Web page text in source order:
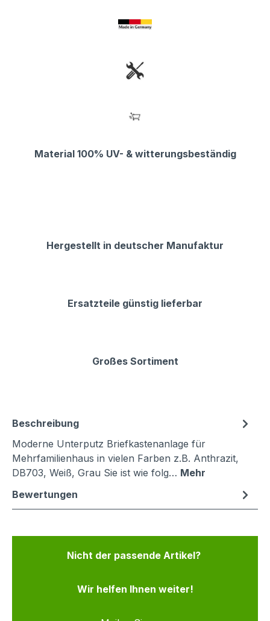
Material 100% UV- & witterungsbeständig
Hergestellt in deutscher Manufaktur
Ersatzteile günstig lieferbar
Großes Sortiment
Beschreibung
Moderne Unterputz Briefkastenanlage für
Mehrfamilienhaus in vielen Farben z.B. Anthrazit,
DB703, Weiß, Grau Sie ist wie folg… Mehr
Bewertungen
Nicht der passende Artikel?
Wir helfen Ihnen weiter!